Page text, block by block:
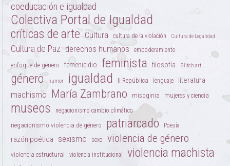
coeducación e igualdad
Colectiva Portal de Igualdad
críticas de arte Cultura cultura de la violación Cultura de Legalidad
Cultura de Paz derechos humanos empoderamiento
enfoque de género femenicidio feminista filosofía Glitch art
género humor igualdad II República lenguaje literatura
machismo María Zambrano misoginia mujeres y ciencia
museos negacionismo cambio climático
negacionismo violencia de género patriarcado Poesía
razón poética sexismo sexo violencia de género
violencia estructural violencia institucional violencia machista